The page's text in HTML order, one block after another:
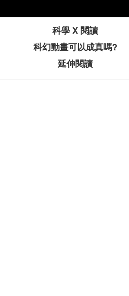
科學 X 閱讀
科幻動畫可以成真嗎?
延伸閱讀